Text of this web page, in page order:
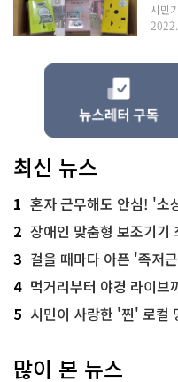
시민
최신 뉴스
1 혼자 근무해도 안심! '소
2 장애인 맞춤형 보조기기 최
3 걸을 때마다 아픈 '족저근막
4 먹거리부터 야경 라이
5 시민이 사랑한 '찐' 로컬
많이 본 뉴스